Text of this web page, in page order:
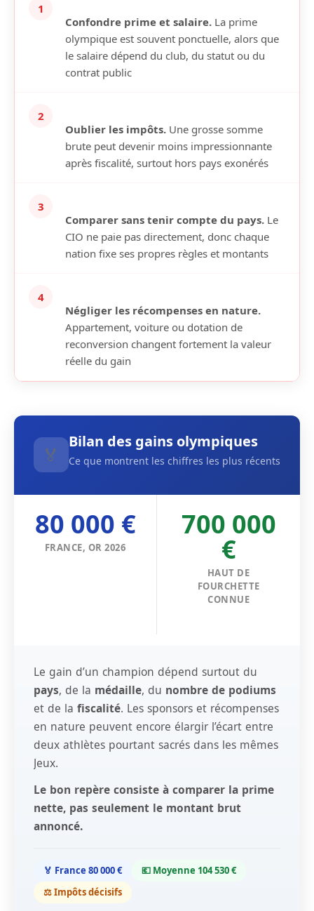
1
Confondre prime et salaire. La prime
olympique est souvent ponctuelle, alors que
le salaire dépend du club, du statut ou du
contrat public
2
Oublier les impôts. Une grosse somme
brute peut devenir moins impressionnante
après fiscalité, surtout hors pays exonérés
3
Comparer sans tenir compte du pays. Le
CIO ne paie pas directement, donc chaque
nation fixe ses propres règles et montants
4
Négliger les récompenses en nature.
Appartement, voiture ou dotation de
reconversion changent fortement la valeur
réelle du gain
🏅
Bilan des gains olympiques
Ce que montrent les chiffres les plus récents
80 000 €
FRANCE, OR 2026
700 000
€
HAUT DE
FOURCHETTE
CONNUE
Le gain d’un champion dépend surtout du
pays, de la médaille, du nombre de podiums
et de la fiscalité. Les sponsors et récompenses
en nature peuvent encore élargir l’écart entre
deux athlètes pourtant sacrés dans les mêmes
Jeux.
Le bon repère consiste à comparer la prime
nette, pas seulement le montant brut
annoncé.
🏅 France 80 000 €
💶 Moyenne 104 530 €
⚖️ Impôts décisifs